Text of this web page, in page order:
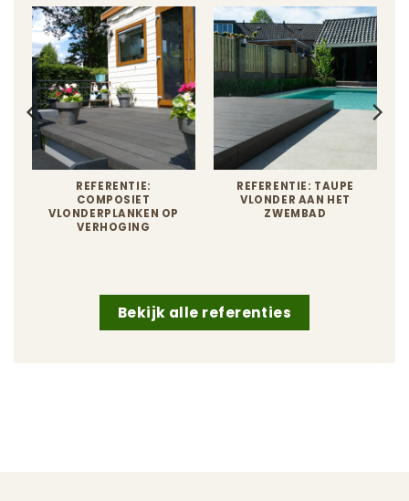
REFERENTIE:
COMPOSIET
VLONDERPLANKEN OP
VERHOGING
REFERENTIE: TAUPE
VLONDER AAN HET
ZWEMBAD
Bekijk alle referenties